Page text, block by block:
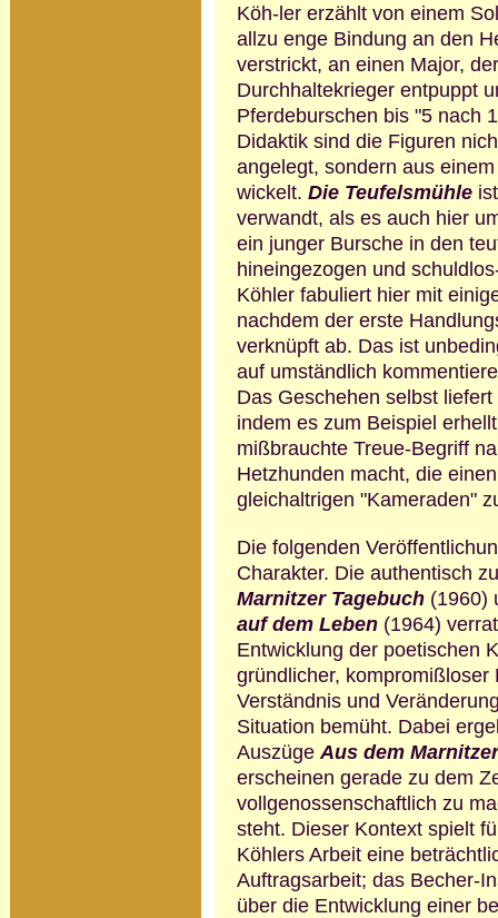
Köh-ler erzählt von einem
allzu enge Bin­dung an den
verstrickt, an einen Major,
Durchhaltekrieger entpuppt
Pferdeburschen bis "5 nach
Didaktik sind die Figuren
angelegt, sondern aus
wickelt. Die Teufelsmühle
verwandt, als es auch hier
ein junger Bursche in den
hineingezogen und
Köhler fabuliert hier mit
nachdem der erste
verknüpft ab. Das ist
auf umständlich
Das Gesche­hen selbst
indem es zum Beispiel
mißbrauchte Treue-Begriff
Hetzhunden macht, die
gleichaltrigen "Kameraden"
Die folgenden
Charakter. Die authentisch
Marnitzer Tagebuch (1960)
auf dem Leben (1964)
Entwicklung der poetischen
gründlicher,
Verständnis und
Situation bemüht. Dabei
AuszügeAus dem
erscheinen gerade zu dem
vollgenos­senschaftlich zu
steht. Dieser Kon­text spielt
Köhlers Arbeit eine
Auftragsarbeit; das Becher-
über die Ent­wick­lung einer